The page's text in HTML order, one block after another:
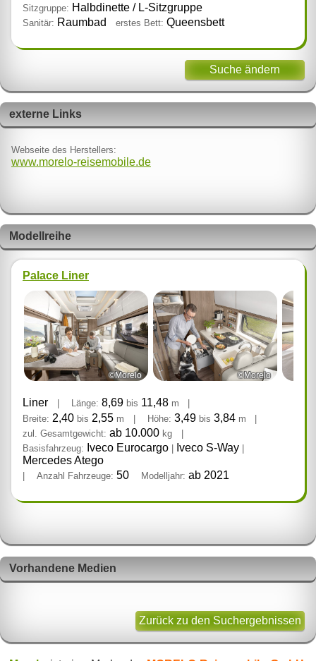
Sitzgruppe: Halbdinette / L‑Sitzgruppe
Sanitär: Raumbad erstes Bett: Queensbett
Suche ändern
externe Links
Webseite des Herstellers:
www.morelo-reisemobile.de
Modellreihe
Palace Liner
©Morelo ©Morelo
Liner Länge: 8,69 bis 11,48 m
Breite: 2,40 bis 2,55 m | Höhe: 3,49 bis 3,84 m
|
zul. Gesamtgewicht: ab 10.000 kg
Basisfahrzeug: Iveco Eurocargo Iveco S-Way
Mercedes Atego
Anzahl Fahrzeuge: 50 Modelljahr: ab 2021
Vorhandene Medien
Zurück zu den Suchergebnissen